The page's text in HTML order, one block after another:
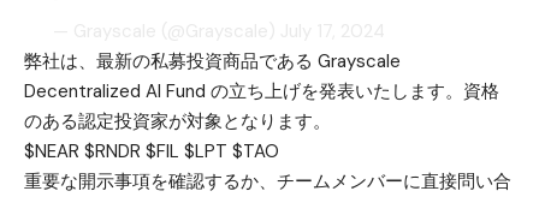
弊社は、最新の私募投資商品である Grayscale
Decentralized AI Fund の立ち上げを発表いたします。資格
のある認定投資家が対象となります。
$NEAR $RNDR $FIL $LPT $TAO
重要な開示事項を確認するか、チームメンバーに直接問い合